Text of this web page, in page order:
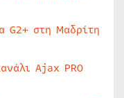
G2+ στη Μαδρίτη
Ajax PRO